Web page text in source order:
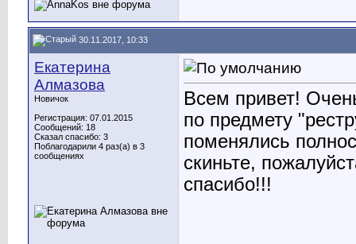
30.11.2017, 10:33
Екатерина
Алмазова
Новичок
Регистрация: 07.01.2015
Сообщений: 18
Сказал спасибо: 3
Поблагодарили 4 раз(а) в 3
сообщениях
Всем привет!
по предмету
поменялись
скиньте,
спасибо!!!